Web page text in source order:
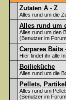
Zutaten A - Z
Alles rund um die
Alles rund um
Alles rund um den
(Benutzer im
Carparea
Hier findet ihr alle
Boilieküche
Alles rund um die
Pellets,
Alles rund um
(Benutzer im